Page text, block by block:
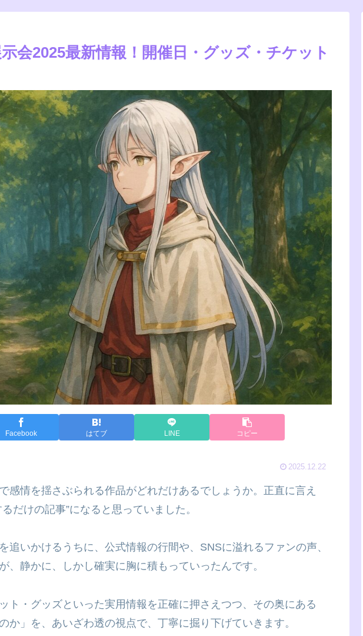
会2025最新情報！開催日・グッズ・チケット
Facebook はてブ LINE コピー
2025.12.22
感情を揺さぶられる作品がどれだけあるでしょうか。正直に言え
だけの記事”になると思っていました。
追いかけるうちに、公式情報の行間や、SNSに溢れるファンの声、
、静かに、しかし確実に胸に積もっていったんです。
ト・グッズといった実用情報を正確に押さえつつ、その奥にある
か」を、あいざわ透の視点で、丁寧に掘り下げていきます。